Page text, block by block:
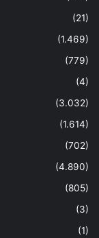
(21)
(1.469)
(779)
(4)
(3.032)
(1.614)
(702)
(4.890)
(805)
(3)
(1)